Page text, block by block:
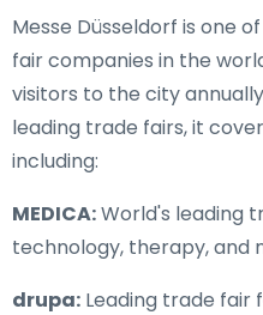
Messe Düsseldorf is one
fair companies in the
visitors to the city
leading trade fairs, it
including:
MEDICA:World's leading
technology, therapy, and
drupa: Leading trade fair